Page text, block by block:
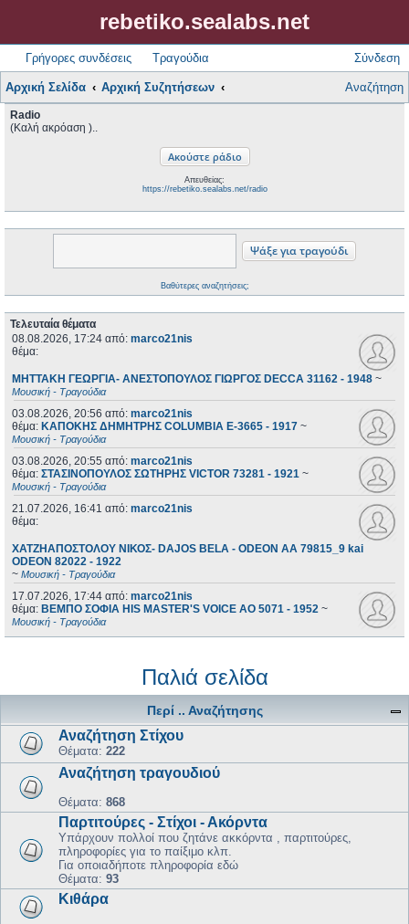
rebetiko.sealabs.net
Γρήγορες συνδέσεις Τραγούδια Σύνδεση
Αρχική Σελίδα Αρχική Συζητήσεων Αναζήτηση
Radio
(Καλή ακρόαση )..
Απευθείας:
https://rebetiko.sealabs.net/radio
Βαθύτερες αναζητήσεις;
Τελευταία θέματα
08.08.2026, 17:24 από: marco21nis
θέμα:
ΜΗΤΤΑΚΗ ΓΕΩΡΓΙΑ- ΑΝΕΣΤΟΠΟΥΛΟΣ ΓΙΩΡΓΟΣ DECCA 31162 - 1948 ~
Μουσική - Τραγούδια
03.08.2026, 20:56 από: marco21nis
θέμα: ΚΑΠΟΚΗΣ ΔΗΜΗΤΡΗΣ COLUMBIA E-3665 - 1917 ~
Μουσική - Τραγούδια
03.08.2026, 20:55 από: marco21nis
θέμα: ΣΤΑΣΙΝΟΠΟΥΛΟΣ ΣΩΤΗΡΗΣ VICTOR 73281 - 1921 ~
Μουσική - Τραγούδια
21.07.2026, 16:41 από: marco21nis
θέμα:
ΧΑΤΖΗΑΠΟΣΤΟΛΟΥ ΝΙΚΟΣ- DAJOS BELA - ODEON AA 79815_9 kai
ODEON 82022 - 1922
~ Μουσική - Τραγούδια
17.07.2026, 17:44 από: marco21nis
θέμα: ΒΕΜΠΟ ΣΟΦΙΑ HIS MASTER'S VOICE AO 5071 - 1952 ~
Μουσική - Τραγούδια
Παλιά σελίδα
Περί .. Αναζήτησης
Αναζήτηση Στίχου
Θέματα: 222
Αναζήτηση τραγουδιού
Θέματα: 868
Παρτιτούρες - Στίχοι - Ακόρντα
Υπάρχουν πολλοί που ζητάνε ακκόρντα , παρτιτούρες,
πληροφορίες για το παίξιμο κλπ.
Για οποιαδήποτε πληροφορία εδώ
Θέματα: 93
Κιθάρα